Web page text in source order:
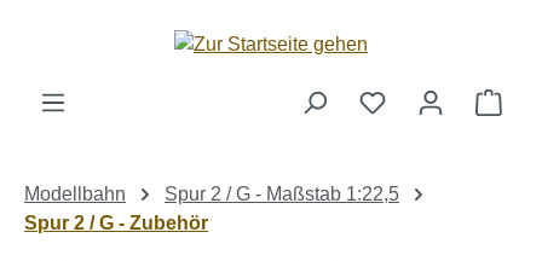
Zum Hauptinhalt springen
Modellbahn
Spur 2 / G - Maßstab 1:22,5
Spur 2 / G - Zubehör